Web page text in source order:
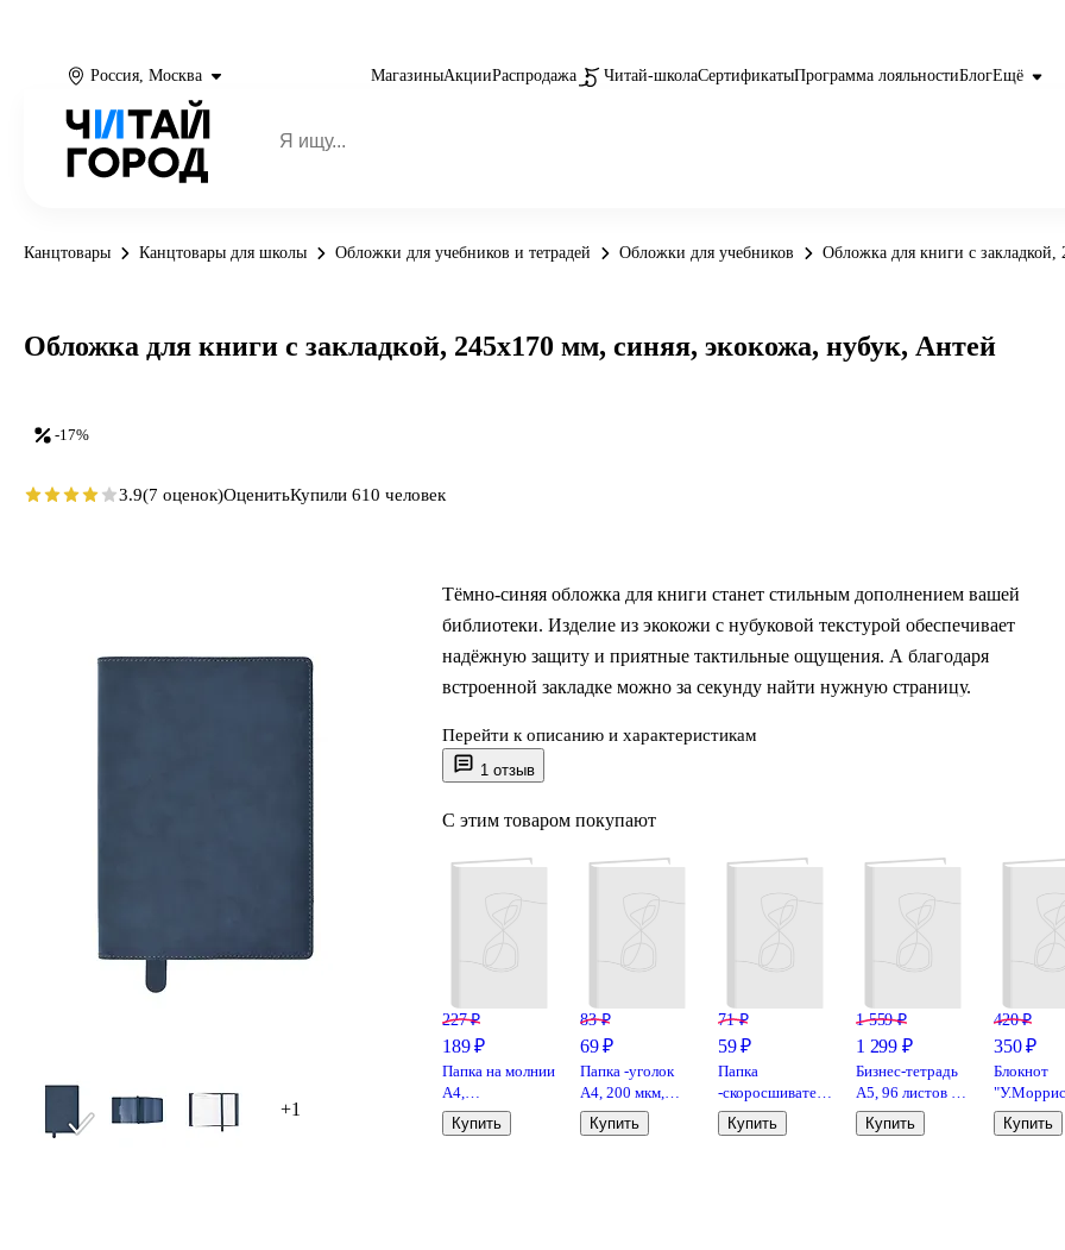
Россия, Москва МагазиныАкцииРаспродажа Читай-школаСертификатыПрограмма лояльностиБлогЕщё
Канцтовары Канцтовары для школы Обложки для учебников и тетрадей Обложки для учебников Обложка для книги с
+1
1 отзыв
Тёмно-синяя обложка для книги станет стильным дополнением вашей
библиотеки. Изделие из экокожи с нубуковой текстурой обеспечивает
надёжную защиту и приятные тактильные ощущения. А благодаря
встроенной закладке можно за секунду найти нужную страницу.
Размер 240 × 170 мм подходит для изданий увеличенного формата. Обложка
легко надевается и долго сохраняет приятный вид.
Перейти к описанию и характеристикам
С этим товаром покупают
227 ₽
189 ₽
Папка на молнии
А4,
армированный
пластик, в
Купить
83 ₽
69 ₽
Папка -уголок
А4, 200 мкм,
прозрачная,
GoodMark
Купить
71 ₽
59 ₽
Папка
-скоросшиватель
А4, пластик,
140/180 мкм, с
Купить
1 559 ₽
1 299 ₽
Бизнес-тетрадь
А5, 96 листов в
клетку, 140 x
200 мм "Fleur"
Купить
420 ₽
350 ₽
Блокнот
116 листов
линейку,
Купить
-17%
Обложка для книги с закладкой, 245х170 мм, синяя, экокожа, нубук, Антей
3.9(7 оценок)ОценитьКупили 610 человек